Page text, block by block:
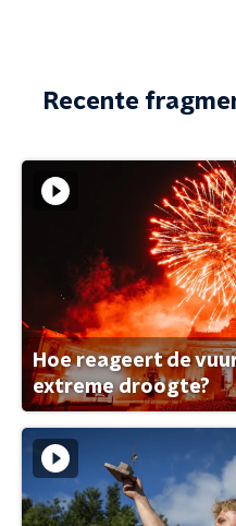
Recente
Hoe reageert de
extreme droogte?